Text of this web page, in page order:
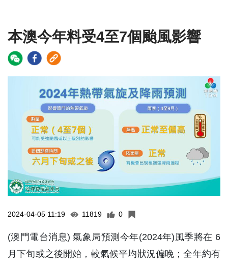
本澳今年料受4至7個颱風影響
2024-04-05 11:19 11819 0
(澳門電台消息) 氣象局預測今年(2024年)風季將在 6
月下旬或之後開始，較氣候平均狀況偏晚；全年約有